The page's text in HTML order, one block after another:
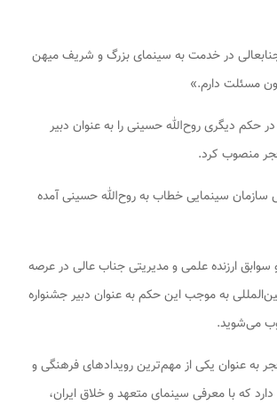
جنابعالی در خدمت به سینمای بزرگ و شریف میهن
مسئلت دارم.»
حکم دیگری روح‌الله حسینی را به عنوان دبیر
منصوب کرد.
سینمایی خطاب به روح‌الله حسینی آمده
ارزنده علمی و مدیریتی جناب عالی در عرصه
به موجب این حکم به عنوان دبیر جشنواره
می‌شوید.
به عنوان یکی از مهم‌ترین رویدادهای فرهنگی و
که با معرفی سینمای متعهد و خلاق ایران،